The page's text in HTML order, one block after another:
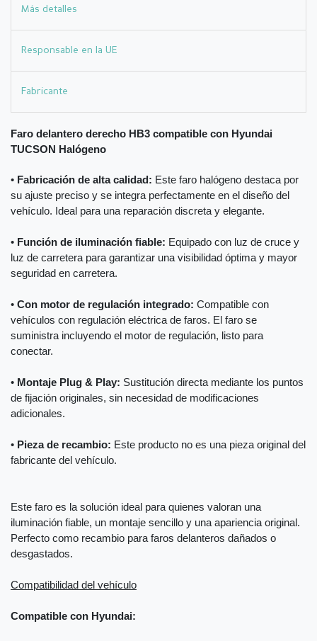
Más detalles
Responsable en la UE
Fabricante
Faro delantero derecho HB3 compatible con Hyundai
TUCSON Halógeno
• Fabricación de alta calidad: Este faro halógeno destaca por
su ajuste preciso y se integra perfectamente en el diseño del
vehículo. Ideal para una reparación discreta y elegante.
• Función de iluminación fiable: Equipado con luz de cruce y
luz de carretera para garantizar una visibilidad óptima y mayor
seguridad en carretera.
• Con motor de regulación integrado: Compatible con
vehículos con regulación eléctrica de faros. El faro se
suministra incluyendo el motor de regulación, listo para
conectar.
• Montaje Plug & Play: Sustitución directa mediante los puntos
de fijación originales, sin necesidad de modificaciones
adicionales.
• Pieza de recambio: Este producto no es una pieza original del
fabricante del vehículo.
Este faro es la solución ideal para quienes valoran una
iluminación fiable, un montaje sencillo y una apariencia original.
Perfecto como recambio para faros delanteros dañados o
desgastados.
Compatibilidad del vehículo
Compatible con Hyundai: